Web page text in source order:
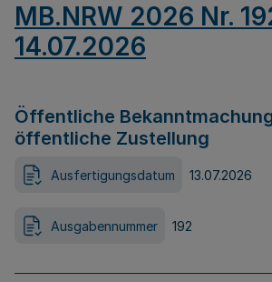
MB.NRW 2026 Nr.
14.07.2026
Öffentliche
öffentliche Zustellung
Ausfertigungsdatum 13.07.2026
Ausgabennummer 192